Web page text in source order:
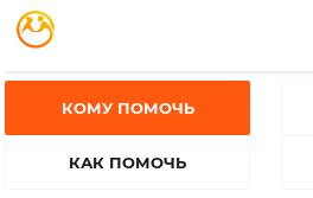
КОМУ ПОМОЧЬ
КАК ПОМОЧЬ